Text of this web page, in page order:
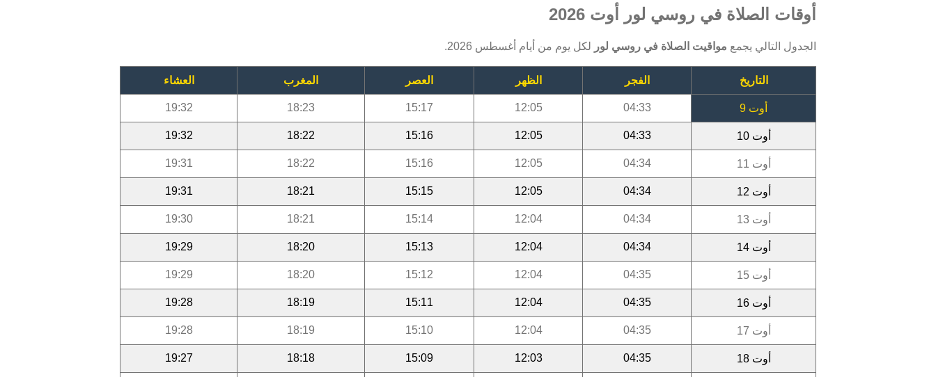
أوقات الصلاة في روسي لور أوت 2026
الجدول التالي يجمع مواقيت الصلاة في روسي لور لكل يوم من أيام أغسطس 2026.
التاريخ الفجر الظهر العصر المغرب العشاء
أوت 9 04:33
12:05
15:17
18:23
19:32
أوت 10 04:33
12:05
15:16
18:22
19:32
أوت 11 04:34
12:05
15:16
18:22
19:31
أوت 12 04:34
12:05
15:15
18:21
19:31
أوت 13 04:34
12:04
15:14
18:21
19:30
أوت 14 04:34
12:04
15:13
18:20
19:29
أوت 15 04:35
12:04
15:12
18:20
19:29
أوت 16 04:35
12:04
15:11
18:19
19:28
أوت 17 04:35
12:04
15:10
18:19
19:28
أوت 18 04:35
12:03
15:09
18:18
19:27